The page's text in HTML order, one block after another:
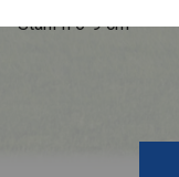
Stahlfi 6-9 cm